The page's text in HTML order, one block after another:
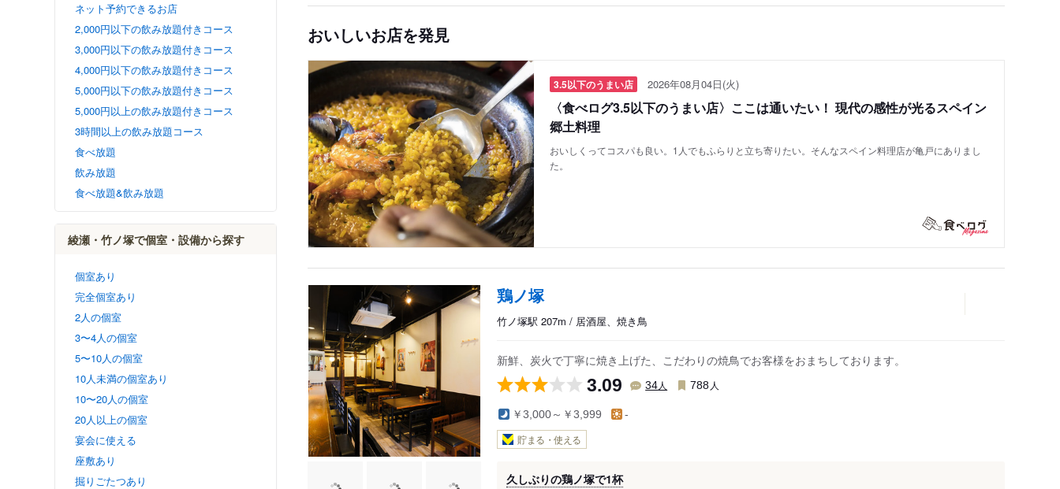
ネット予約できるお店
2,000円以下の飲み放題付きコース
3,000円以下の飲み放題付きコース
4,000円以下の飲み放題付きコース
5,000円以下の飲み放題付きコース
5,000円以上の飲み放題付きコース
3時間以上の飲み放題コース
食べ放題
飲み放題
食べ放題&飲み放題
綾瀬・竹ノ塚で個室・設備から探す
個室あり
完全個室あり
2人の個室
3〜4人の個室
5〜10人の個室
10人未満の個室あり
10〜20人の個室
20人以上の個室
宴会に使える
座敷あり
掘りごたつあり
おいしいお店を発見
3.5以下のうまい店 2026年08月04日(火)
〈食べログ3.5以下のうまい店〉ここは通いたい！ 現代の感性が光るスペイン
郷土料理
おいしくってコスパも良い。1人でもふらりと立ち寄りたい。そんなスペイン料理店が亀戸にありまし
た。
鶏ノ塚
竹ノ塚駅 207m / 居酒屋、焼き鳥
新鮮、炭火で丁寧に焼き上げた、こだわりの焼鳥でお客様をおまちしております。
3.09 34人 788 人
￥3,000～￥3,999 -
貯まる・使える
久しぶりの鶏ノ塚で1杯